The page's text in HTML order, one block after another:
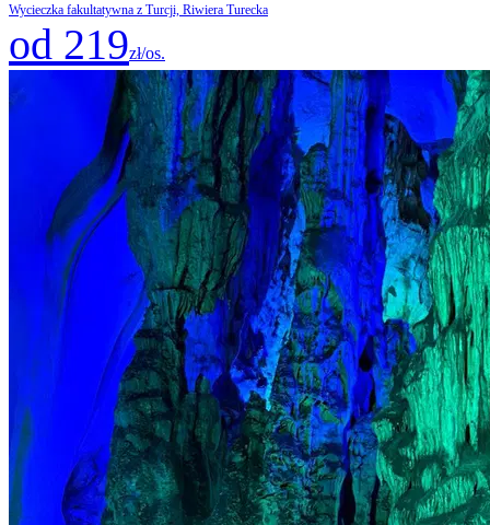
Wycieczka fakultatywna z Turcji, Riwiera Turecka
od 219zł/os.